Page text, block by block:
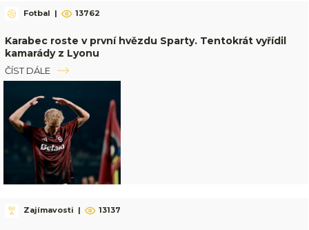
Fotbal | 13762
Karabec roste v první hvězdu Sparty. Tentokrát vyřídil
kamarády z Lyonu
ČÍST DÁLE
Zajímavosti | 13137